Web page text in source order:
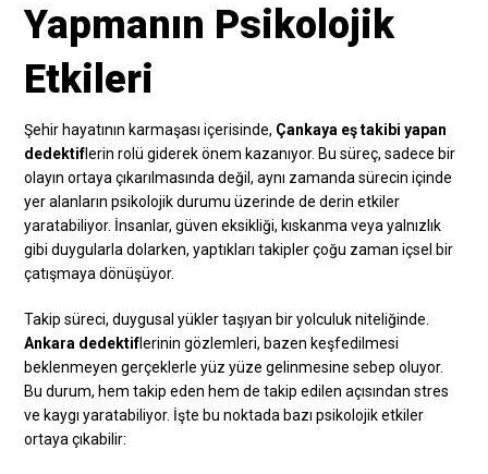
Yapmanın Psikolojik
Etkileri
Şehir hayatının karmaşası içerisinde, Çankaya eş takibi yapan
dedektiflerin rolü giderek önem kazanıyor. Bu süreç, sadece bir
olayın ortaya çıkarılmasında değil, aynı zamanda sürecin içinde
yer alanların psikolojik durumu üzerinde de derin etkiler
yaratabiliyor. İnsanlar, güven eksikliği, kıskanma veya yalnızlık
gibi duygularla dolarken, yaptıkları takipler çoğu zaman içsel bir
çatışmaya dönüşüyor.
Takip süreci, duygusal yükler taşıyan bir yolculuk niteliğinde.
Ankara dedektiflerinin gözlemleri, bazen keşfedilmesi
beklenmeyen gerçeklerle yüz yüze gelinmesine sebep oluyor.
Bu durum, hem takip eden hem de takip edilen açısından stres
ve kaygı yaratabiliyor. İşte bu noktada bazı psikolojik etkiler
ortaya çıkabilir: